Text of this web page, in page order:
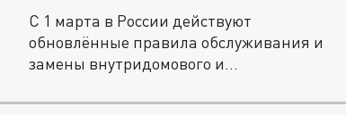
С 1 марта в России действуют
обновлённые правила обслуживания и
замены внутридомового и